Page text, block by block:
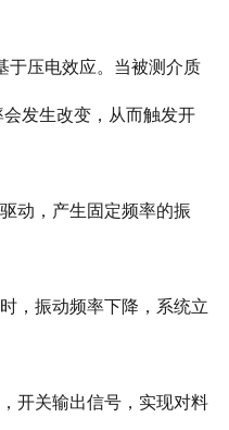
于压电效应。当被测介质
发生改变，从而触发开
动，产生固定频率的振
，振动频率下降，系统立
开关输出信号，实现对料